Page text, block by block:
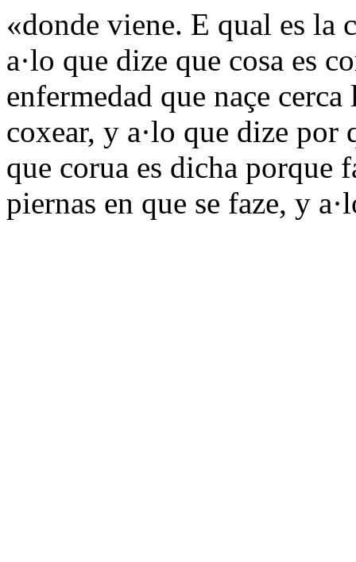
«donde viene. E qual es la
a·lo que dize que cosa es
enfermedad que naçe
coxear, y a·lo que dize por
que corua es dicha porque
piernas en que se faze, y